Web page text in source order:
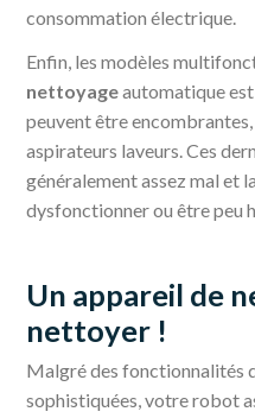
consommation électrique.
Enfin, les modèles
nettoyageautomatique
peuvent être
aspirateurs laveurs. Ces
généralement assez mal et
dysfonctionner ou être peu
Un appareil de
nettoyer !
Malgré des fonctionnalités
sophistiquées, votre robot